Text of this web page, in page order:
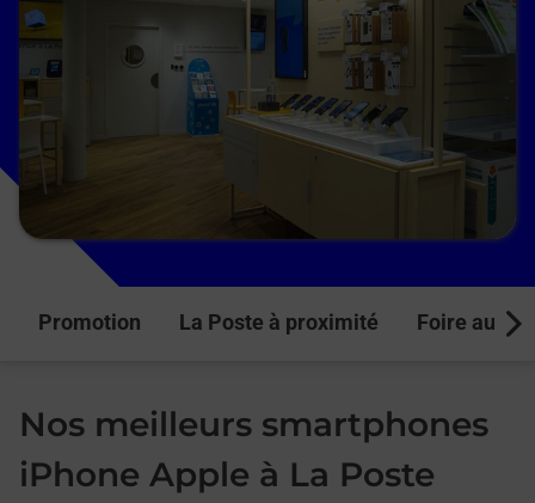
Promotion La Poste à proximité Foire aux
Nos meilleurs smartphones
iPhone Apple à La Poste